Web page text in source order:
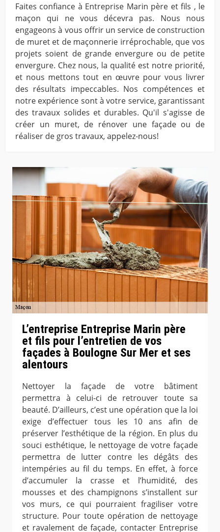
Faites confiance à Entreprise Marin père et fils , le
maçon qui ne vous décevra pas. Nous nous
engageons à vous offrir un service de construction
de muret et de maçonnerie irréprochable, que vos
projets soient de grande envergure ou de petite
envergure. Chez nous, la qualité est notre priorité,
et nous mettons tout en œuvre pour vous livrer
des résultats impeccables. Nos compétences et
notre expérience sont à votre service, garantissant
des travaux solides et durables. Qu'il s'agisse de
créer un muret, de rénover une façade ou de
réaliser de gros travaux, appelez-nous!
L’entreprise Entreprise Marin père
et fils pour l’entretien de vos
façades à Boulogne Sur Mer et ses
alentours
Nettoyer la façade de votre bâtiment
permettra à celui-ci de retrouver toute sa
beauté. D’ailleurs, c’est une opération que la loi
exige d’effectuer tous les 10 ans afin de
préserver l’esthétique de la région. En plus du
souci esthétique, le nettoyage de votre façade
permettra de lutter contre les dégâts des
intempéries au fil du temps. En effet, à force
d’accumuler la crasse et l’humidité, des
mousses et des champignons s’installent sur
vos murs, ce qui pourraient fragiliser votre
structure. Pour toute opération de nettoyage
et ravalement de façade, contacter Entreprise